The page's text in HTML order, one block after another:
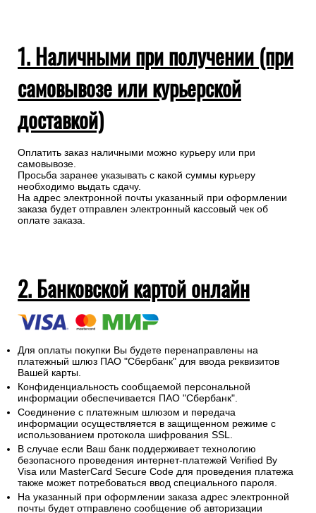
1. Наличными при получении (при
самовывозе или курьерской
доставкой)
Оплатить заказ наличными можно курьеру или при
самовывозе.
Просьба заранее указывать с какой суммы курьеру
необходимо выдать сдачу.
На адрес электронной почты указанный при оформлении
заказа будет отправлен электронный кассовый чек об
оплате заказа.
2. Банковской картой онлайн
Для оплаты покупки Вы будете перенаправлены на
платежный шлюз ПАО "Сбербанк" для ввода реквизитов
Вашей карты.
Конфиденциальность сообщаемой персональной
информации обеспечивается ПАО "Сбербанк".
Соединение с платежным шлюзом и передача
информации осуществляется в защищенном режиме с
использованием протокола шифрования SSL.
В случае если Ваш банк поддерживает технологию
безопасного проведения интернет-платежей Verified By
Visa или MasterCard Secure Code для проведения платежа
также может потребоваться ввод специального пароля.
На указанный при оформлении заказа адрес электронной
почты будет отправлено сообщение об авторизации